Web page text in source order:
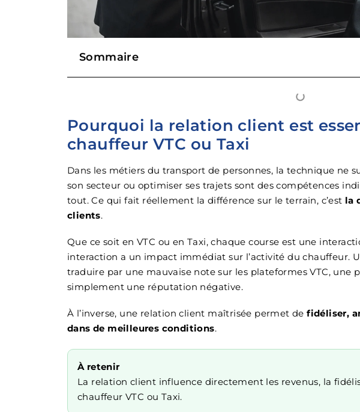
Sommaire
Pourquoi la relation client est
chauffeur VTC ou Taxi
Dans les métiers du transport de personnes, la technique ne
son secteur ou optimiser ses trajets sont des compétences
tout. Ce qui fait réellement la différence sur le terrain, c’est la
clients.
Que ce soit en VTC ou en Taxi, chaque course est une
interaction a un impact immédiat sur l’activité du chauffeur.
traduire par une mauvaise note sur les plateformes VTC, une
simplement une réputation négative.
À l’inverse, une relation client maîtrisée permet defidéliser,
dans de meilleures conditions.
À retenir
La relation client influence directement les revenus, la
chauffeur VTC ou Taxi.